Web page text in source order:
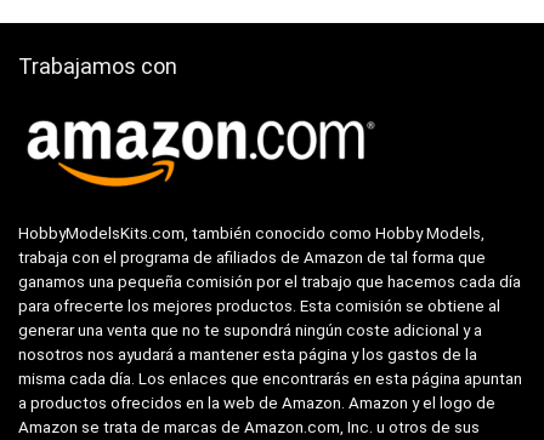
Trabajamos con
HobbyModelsKits.com, también conocido como Hobby Models,
trabaja con el programa de afiliados de Amazon de tal forma que
ganamos una pequeña comisión por el trabajo que hacemos cada día
para ofrecerte los mejores productos. Esta comisión se obtiene al
generar una venta que no te supondrá ningún coste adicional y a
nosotros nos ayudará a mantener esta página y los gastos de la
misma cada día. Los enlaces que encontrarás en esta página apuntan
a productos ofrecidos en la web de Amazon. Amazon y el logo de
Amazon se trata de marcas de Amazon.com, Inc. u otros de sus